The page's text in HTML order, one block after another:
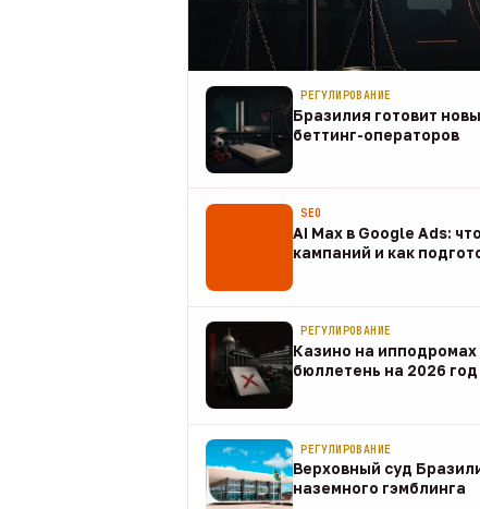
РЕГУЛИРОВАНИЕ
Бразилия готовит
беттинг-операторов
SEO
AI Max в Google Ads:
кампаний и как
РЕГУЛИРОВАНИЕ
Казино на
бюллетень на 2026 год
РЕГУЛИРОВАНИЕ
Верховный суд
наземного гэмблинга